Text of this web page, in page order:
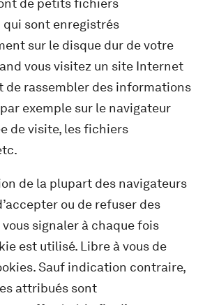
de petits fichiers
qui sont enregistrés
sur le disque dur de votre
vous visitez un site Internet
de rassembler des informations
exemple sur le navigateur
de visite, les fichiers
de la plupart des navigateurs
ou de refuser des
signaler à chaque fois
est utilisé. Libre à vous de
Sauf indication contraire,
attribués sont